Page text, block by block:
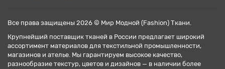
Все права защищены 2026 © Мир Модной (Fashion) Ткани.
Крупнейший поставщик тканей в России предлагает широкий
ассортимент материалов для текстильной промышленности,
магазинов и ателье. Мы гарантируем высокое качество,
разнообразие текстур, цветов и дизайнов — в наличии более